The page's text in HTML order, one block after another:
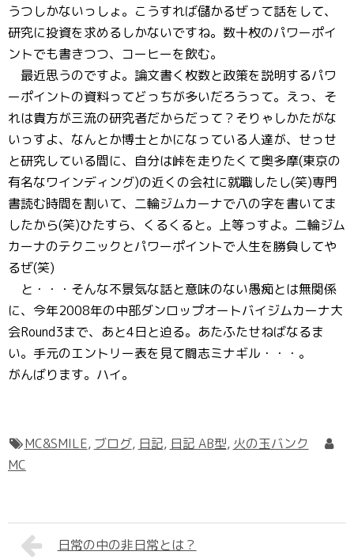
うつしかないっしょ。こうすれば儲かるぜって話をして、
研究に投資を求めるしかないですね。数十枚のパワーポイ
ントでも書きつつ、コーヒーを飲む。
最近思うのですよ。論文書く枚数と政策を説明するパワ
ーポイントの資料ってどっちが多いだろうって。えっ、そ
れは貴方が三流の研究者だからだって？そりゃしかたがな
いっすよ、なんとか博士とかになっている人達が、せっせ
と研究している間に、自分は峠を走りたくて奥多摩(東京の
有名なワインディング)の近くの会社に就職したし(笑)専門
書読む時間を割いて、二輪ジムカーナで八の字を書いてま
したから(笑)ひたすら、くるくると。上等っすよ。二輪ジム
カーナのテクニックとパワーポイントで人生を勝負してや
るぜ(笑)
と・・・そんな不景気な話と意味のない愚痴とは無関係
に、今年2008年の中部ダンロップオートバイジムカーナ大
会Round3まで、あと4日と迫る。あたふたせねばなるま
い。手元のエントリー表を見て闘志ミナギル・・・。
がんばります。ハイ。
MC&SMILE, ブログ, 日記, 日記 AB型, 火の玉バンク
MC
日常の中の非日常とは？